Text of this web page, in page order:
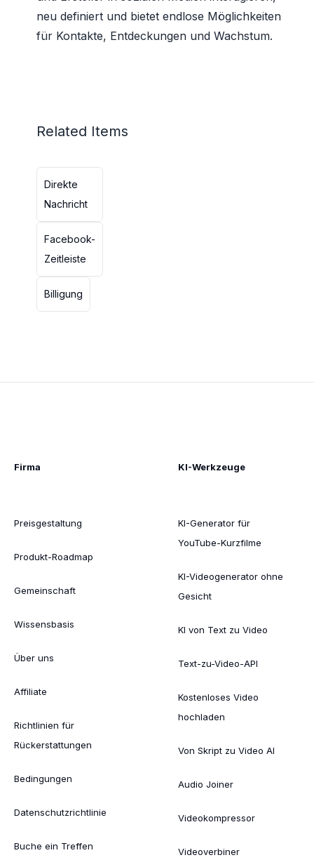
neu definiert und bietet endlose Möglichkeiten
für Kontakte, Entdeckungen und Wachstum.
Related Items
Direkte
Nachricht
Facebook-
Zeitleiste
Billigung
Firma
Preisgestaltung
Produkt-Roadmap
Gemeinschaft
Wissensbasis
Über uns
Affiliate
Richtlinien für
Rückerstattungen
Bedingungen
Datenschutzrichtlinie
Buche ein Treffen
KI-Werkzeuge
KI-Generator für
YouTube-Kurzfilme
KI-Videogenerator ohne
Gesicht
KI von Text zu Video
Text-zu-Video-API
Kostenloses Video
hochladen
Von Skript zu Video AI
Audio Joiner
Videokompressor
Videoverbiner